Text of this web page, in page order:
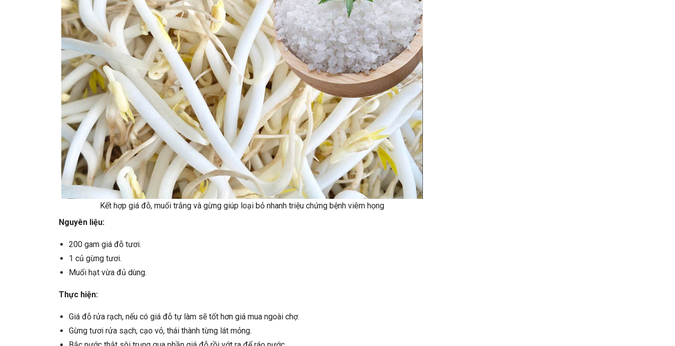
Kết hợp giá đỗ, muối trắng và gừng giúp loại bỏ nhanh triệu chứng bệnh viêm họng
Nguyên liệu:
200 gam giá đỗ tươi.
1 củ gừng tươi.
Muối hạt vừa đủ dùng.
Thực hiện:
Giá đỗ rửa rạch, nếu có giá đỗ tự làm sẽ tốt hơn giá mua ngoài chợ.
Gừng tươi rửa sạch, cạo vỏ, thái thành từng lát mỏng.